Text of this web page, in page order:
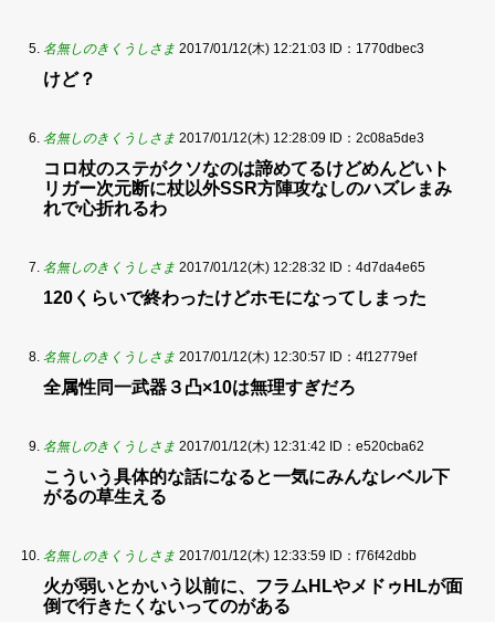
名無しのきくうしさま 2017/01/12(木) 12:21:03 ID：1770dbec3
けど？
名無しのきくうしさま 2017/01/12(木) 12:28:09 ID：2c08a5de3
コロ杖のステがクソなのは諦めてるけどめんどいト
リガー次元断に杖以外SSR方陣攻なしのハズレまみ
れで心折れるわ
名無しのきくうしさま 2017/01/12(木) 12:28:32 ID：4d7da4e65
120くらいで終わったけどホモになってしまった
名無しのきくうしさま 2017/01/12(木) 12:30:57 ID：4f12779ef
全属性同一武器３凸×10は無理すぎだろ
名無しのきくうしさま 2017/01/12(木) 12:31:42 ID：e520cba62
こういう具体的な話になると一気にみんなレベル下
がるの草生える
名無しのきくうしさま 2017/01/12(木) 12:33:59 ID：f76f42dbb
火が弱いとかいう以前に、フラムHLやメドゥHLが面
倒で行きたくないってのがある